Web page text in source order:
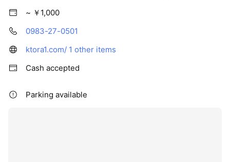
~ ￥1,000
0983-27-0501
ktora1.com/ 1 other items
Cash accepted
Parking available